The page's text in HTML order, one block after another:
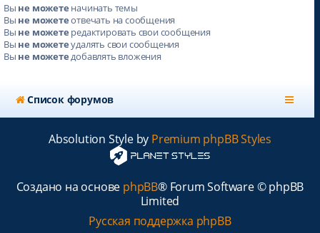
Вы не можете начинать темы
Вы не можетеотвечать на сообщения
Вы не можете редактировать свои сообщения
Вы не можетеудалять свои сообщения
Вы не можетедобавлять вложения
Список форумов
Absolution Style by Premium phpBB Styles
Создано на основе phpBB® Forum Software © phpBB
Limited
Русская поддержка phpBB